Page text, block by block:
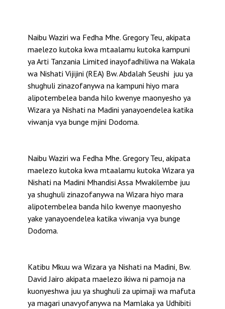
Naibu Waziri wa Fedha Mhe. Gregory Teu, akipata
maelezo kutoka kwa mtaalamu kutoka kampuni
ya Arti Tanzania Limited inayofadhiliwa na Wakala
wa Nishati Vijijini (REA) Bw. Abdalah Seushi juu ya
shughuli zinazofanywa na kampuni hiyo mara
alipotembelea banda hilo kwenye maonyesho ya
Wizara ya Nishati na Madini yanayoendelea katika
viwanja vya bunge mjini Dodoma.
Naibu Waziri wa Fedha Mhe. Gregory Teu, akipata
maelezo kutoka kwa mtaalamu kutoka Wizara ya
Nishati na Madini Mhandisi Assa Mwakilembe juu
ya shughuli zinazofanywa na Wizara hiyo mara
alipotembelea banda hilo kwenye maonyesho
yake yanayoendelea katika viwanja vya bunge
Dodoma.
Katibu Mkuu wa Wizara ya Nishati na Madini, Bw.
David Jairo akipata maelezo ikiwa ni pamoja na
kuonyeshwa juu ya shughuli za upimaji wa mafuta
ya magari unavyofanywa na Mamlaka ya Udhibiti